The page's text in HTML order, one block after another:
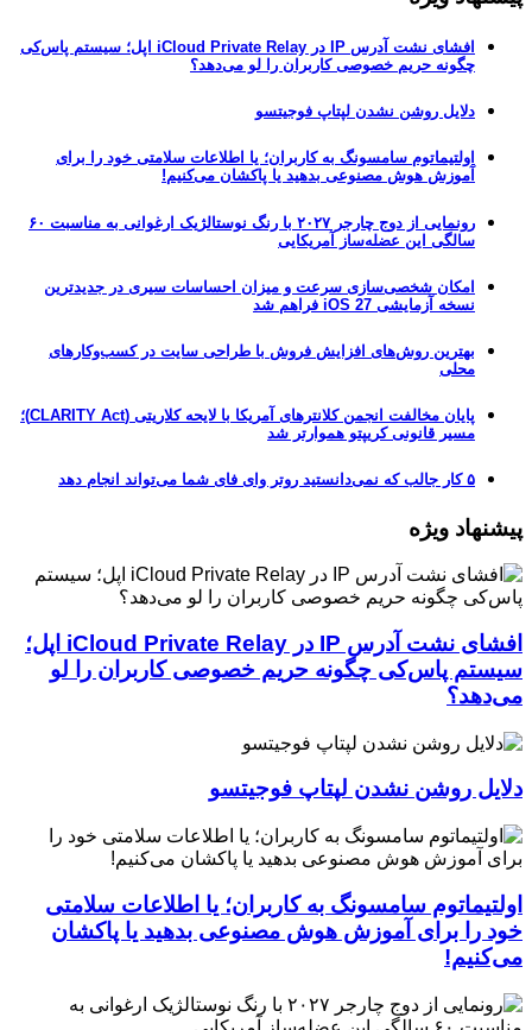
افشای نشت آدرس IP در iCloud Private Relay اپل؛ سیستم پاس‌کی
چگونه حریم خصوصی کاربران را لو می‌دهد؟
دلایل روشن نشدن لپتاپ فوجیتسو
اولتیماتوم سامسونگ به کاربران؛ یا اطلاعات سلامتی خود را برای
آموزش هوش مصنوعی بدهید یا پاکشان می‌کنیم!
رونمایی از دوج چارجر ۲۰۲۷ با رنگ نوستالژیک ارغوانی به مناسبت ۶۰
سالگی این عضله‌ساز آمریکایی
امکان شخصی‌سازی سرعت و میزان احساسات سیری در جدیدترین
نسخه آزمایشی iOS 27 فراهم شد
بهترین روش‌های افزایش فروش با طراحی سایت در کسب‌وکارهای
محلی
پایان مخالفت انجمن کلانترهای آمریکا با لایحه کلاریتی (CLARITY Act)؛
مسیر قانونی کریپتو هموارتر شد
۵ کار جالب که نمی‌دانستید روتر وای فای شما می‌تواند انجام دهد
پیشنهاد ویژه
افشای نشت آدرس IP در iCloud Private Relay اپل؛
سیستم پاس‌کی چگونه حریم خصوصی کاربران را لو
می‌دهد؟
دلایل روشن نشدن لپتاپ فوجیتسو
اولتیماتوم سامسونگ به کاربران؛ یا اطلاعات سلامتی
خود را برای آموزش هوش مصنوعی بدهید یا پاکشان
می‌کنیم!